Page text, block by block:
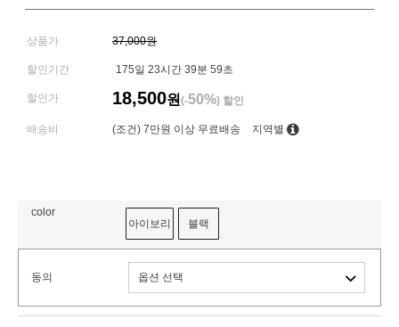
상품가 37,000원
할인기간 175일 23시간 39분 59초
할인가 18,500원 (-50%) 할인
배송비 (조건) 7만원 이상 무료배송 지역별
color
아이보리
블랙
동의